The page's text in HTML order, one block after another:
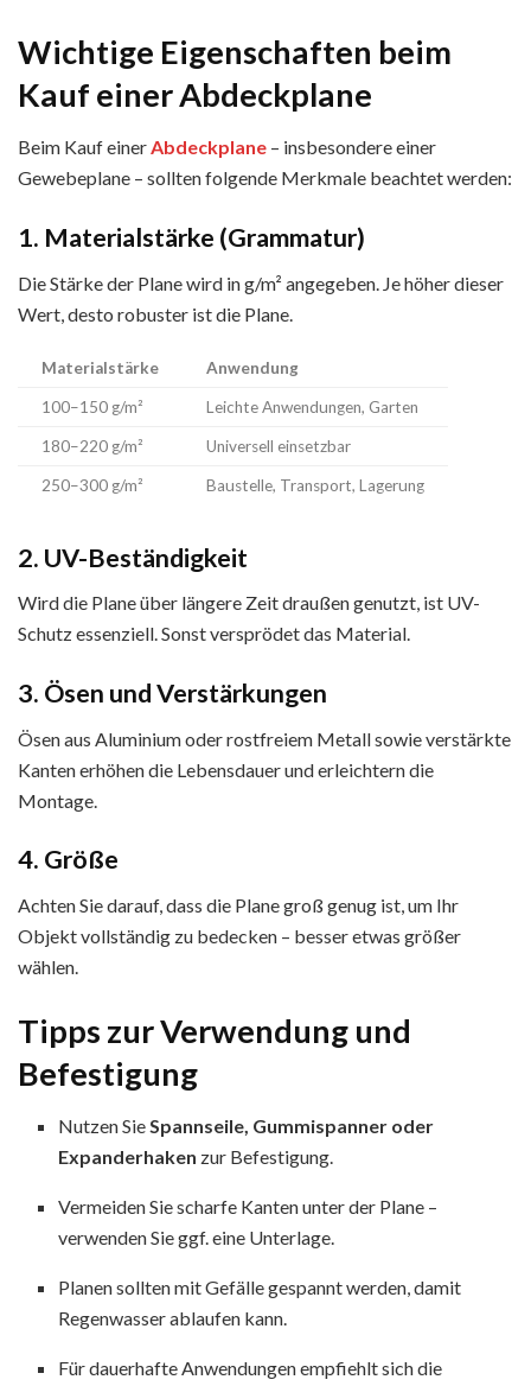
Wichtige Eigenschaften beim
Kauf einer Abdeckplane
Beim Kauf einerAbdeckplane – insbesondere einer
Gewebeplane – sollten folgende Merkmale beachtet werden:
1. Materialstärke (Grammatur)
Die Stärke der Plane wird in g/m² angegeben. Je höher dieser
Wert, desto robuster ist die Plane.
Materialstärke Anwendung
100–150 g/m² Leichte Anwendungen, Garten
180–220 g/m² Universell einsetzbar
250–300 g/m² Baustelle, Transport, Lagerung
2. UV-Beständigkeit
Wird die Plane über längere Zeit draußen genutzt, ist UV-
Schutz essenziell. Sonst versprödet das Material.
3. Ösen und Verstärkungen
Ösen aus Aluminium oder rostfreiem Metall sowie verstärkte
Kanten erhöhen die Lebensdauer und erleichtern die
Montage.
4. Größe
Achten Sie darauf, dass die Plane groß genug ist, um Ihr
Objekt vollständig zu bedecken – besser etwas größer
wählen.
Tipps zur Verwendung und
Befestigung
Nutzen SieSpannseile, Gummispanner oder
Expanderhaken zur Befestigung.
Vermeiden Sie scharfe Kanten unter der Plane –
verwenden Sie ggf. eine Unterlage.
Planen sollten mit Gefälle gespannt werden, damit
Regenwasser ablaufen kann.
Für dauerhafte Anwendungen empfiehlt sich die